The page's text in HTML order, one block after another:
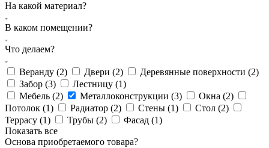
На какой материал?
В каком помещении?
Что делаем?
Веранду (2) Двери (2) Деревянные поверхности (2)
Забор (3) Лестницу (1)
Мебель (2) Металлоконструкции (3) Окна (2)
Потолок (1) Радиатор (2) Стены (1) Стол (2)
Террасу (1) Трубы (2) Фасад (1)
Показать все
Основа приобретаемого товара?